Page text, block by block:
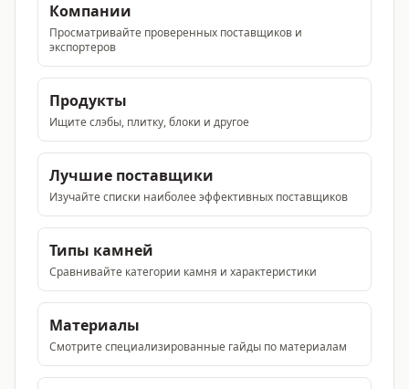
Компании
Просматривайте проверенных поставщиков и
экспортеров
Продукты
Ищите слэбы, плитку, блоки и другое
Лучшие поставщики
Изучайте списки наиболее эффективных поставщиков
Типы камней
Сравнивайте категории камня и характеристики
Материалы
Смотрите специализированные гайды по материалам